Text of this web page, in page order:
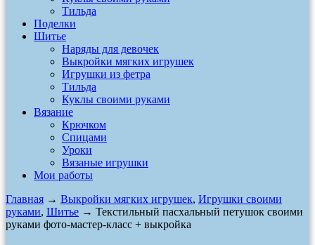
Тильда
Поделки
Шитье
Наряды для девочек
Выкройки мягких игрушек
Игрушки из фетра
Тильда
Куклы своими руками
Вязание
Крючком
Спицами
Уроки
Вязаные игрушки
Мои работы
Главная → Выкройки мягких игрушек, Игрушки своими
руками, Шитье → Текстильный пасхальный петушок своими
руками фото-мастер-класс + выкройка